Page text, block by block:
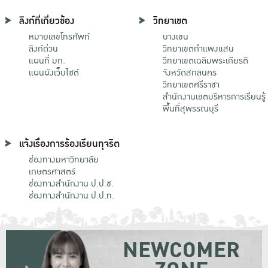
ลิงก์ที่เกี่ยวข้อง
หมายเลขโทรศัพท์
ลิงก์ด่วน
แผนที่ มก.
แผนผังเว็บไซต์
วิทยาเขต
บางเขน
วิทยาเขตกําแพงแสน
วิทยาเขตเฉลิมพระเกียรติ
จังหวัดสกลนคร
วิทยาเขตศรีราชา
สำนักงานเขตบริหารการเรียนรู้
พื้นที่สุพรรณบุรี
แจ้งเรื่องการร้องเรียนทุจริต
ช่องทางมหาวิทยาลัย
เกษตรศาสตร์
ช่องทางสำนักงาน ป.ป.ช.
ช่องทางสำนักงาน ป.ป.ท.
NEWCOMER